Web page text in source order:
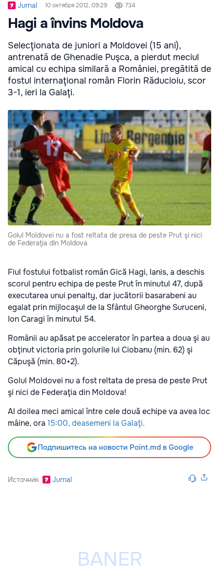
Jurnal 10 октября 2012, 09:29 734
Hagi a învins Moldova
Selecţionata de juniori a Moldovei (15 ani),
antrenată de Ghenadie Puşca, a pierdut meciul
amical cu echipa similară a României, pregătită de
fostul internaţional român Florin Răducioiu, scor
3-1, ieri la Galaţi.
Golul Moldovei nu a fost reltata de presa de peste Prut şi nici
de Federaţia din Moldova
Fiul fostului fotbalist român Gică Hagi, Ianis, a deschis
scorul pentru echipa de peste Prut în minutul 47, după
executarea unui penalty, dar jucătorii basarabeni au
egalat prin mijlocaşul de la Sfântul Gheorghe Suruceni,
Ion Caragi în minutul 54.
Românii au apăsat pe accelerator în partea a doua şi au
obţinut victoria prin golurile lui Ciobanu (min. 62) şi
Căpuşă (min. 80+2).
Golul Moldovei nu a fost reltata de presa de peste Prut
şi nici de Federaţia din Moldova!
Al doilea meci amical între cele două echipe va avea loc
mâine, ora 15:00, deasemeni la Galaţi.
Подпишитесь на новости Point.md в Google
Источник Jurnal